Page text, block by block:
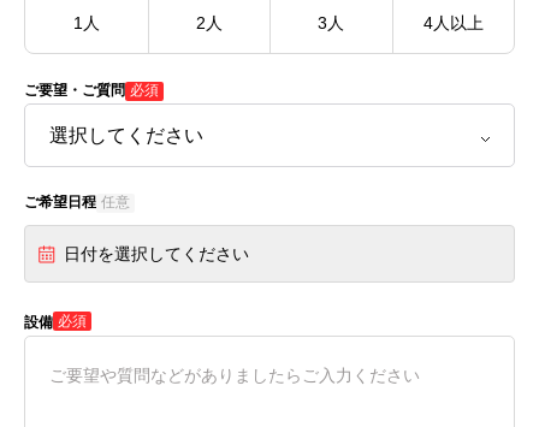
1人 2人 3人 4人以上
ご要望・ご質問 必須
ご希望日程 任意
日付を選択してください
設備 必須